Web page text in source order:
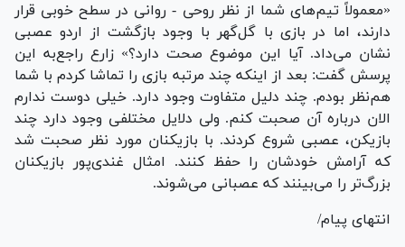
«معمولاً تیم‌های شما از نظر روحی - روانی در سطح خوبی قرار
دارند، اما در بازی با گل‌گهر با وجود بازگشت از اردو عصبی
نشان می‌داد. آیا این موضوع صحت دارد؟» زارع راجع‌به این
پرسش گفت: بعد از اینکه چند مرتبه بازی را تماشا کردم با شما
هم‌نظر بودم. چند دلیل متفاوت وجود دارد. خیلی دوست ندارم
الان درباره آن صحبت کنم. ولی دلایل مختلفی وجود دارد چند
بازیکن، عصبی شروع کردند. با بازیکنان مورد نظر صحبت شد
که آرامش خودشان را حفظ کنند. امثال غندی‌پور بازیکنان
بزرگ‌تر را می‌بینند که عصبانی می‌شوند.
انتهای پیام/